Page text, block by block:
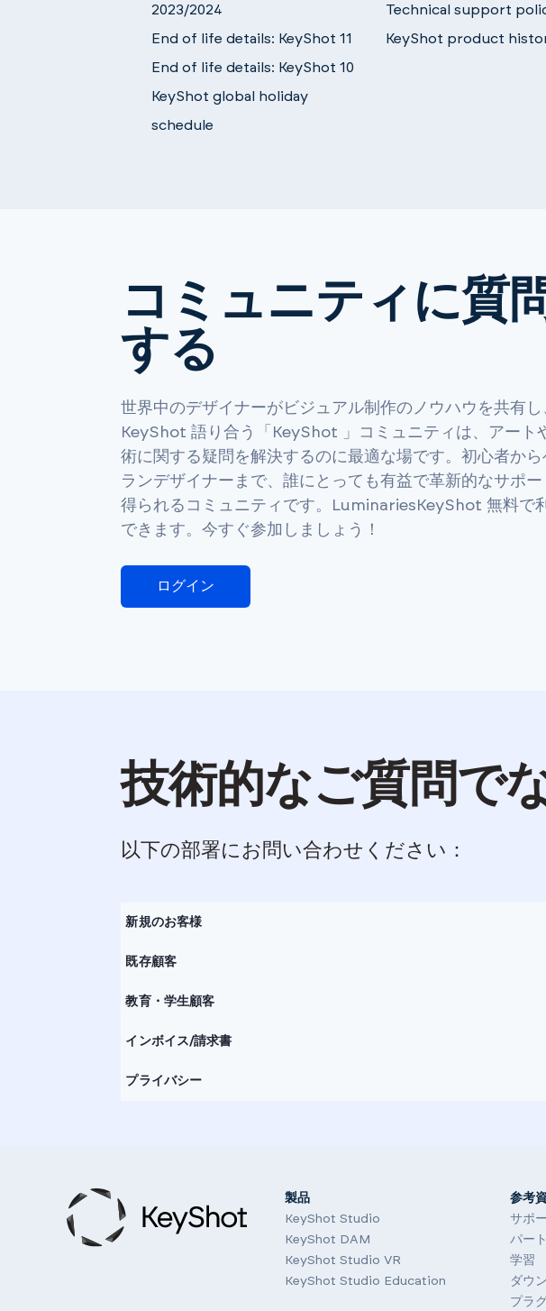
2023/2024
End of life details: KeyShot 11
End of life details: KeyShot 10
KeyShot global holiday
schedule
Technical support
KeyShot product
コミュニティに質
する
世界中のデザイナーがビジュアル制作のノウハウを共有し
KeyShot 語り合う「KeyShot 」コミュニティは、アート
術に関する疑問を解決するのに最適な場です。初心者から
ランデザイナーまで、誰にとっても有益で革新的なサポー
得られるコミュニティです。LuminariesKeyShot 無料で
できます。今すぐ参加しましょう！
ログイン
技術的なご質問で
以下の部署にお問い合わせください：
新規のお客様
既存顧客
教育・学生顧客
インボイス/請求書
プライバシー
製品
KeyShot Studio
KeyShot DAM
KeyShot Studio VR
KeyShot Studio Education
参考
サポ
パー
学習
ダウ
プラ